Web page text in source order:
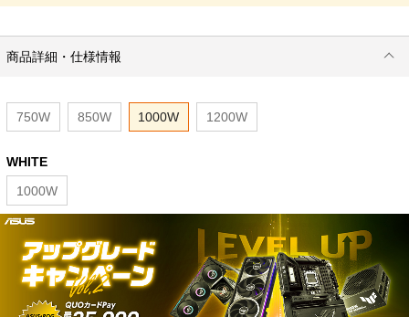
商品詳細・仕様情報
750W 850W 1000W 1200W
WHITE
1000W